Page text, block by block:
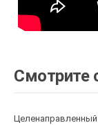
Смотрите
Целенаправленный